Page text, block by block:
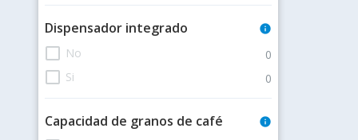
Dispensador integrado info
check_box_outline_blank No 0
check_box_outline_blank Si 0
Capacidad de granos de café info